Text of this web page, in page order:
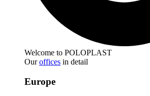
Welcome to POLOPLAST
Ouroffices in detail
Europe